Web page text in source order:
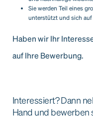
Sie werden Teil eines
unterstützt und sich auf
Haben wir Ihr
auf Ihre Bewerbung.
Interessiert? Dann
Hand und bewerben